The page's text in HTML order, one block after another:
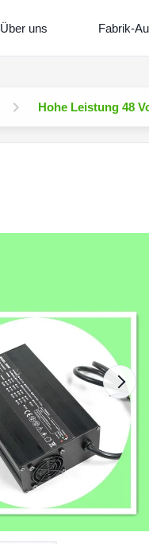
Über uns Fabrik-
Hohe Leistung 48